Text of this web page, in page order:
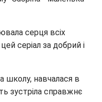
серця всіх
серіал за добрий і
школу, навчалася в
зустріла справжнє